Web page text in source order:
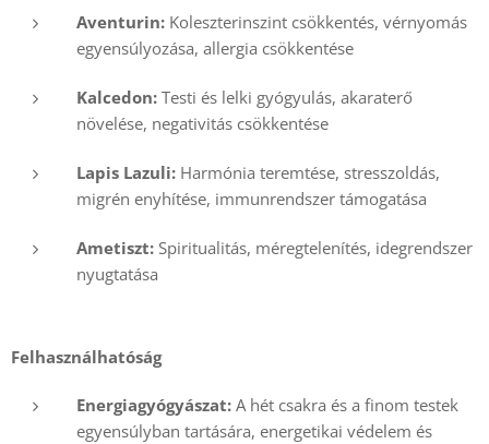
Aventurin: Koleszterinszint csökkentés, vérnyomás
egyensúlyozása, allergia csökkentése
Kalcedon: Testi és lelki gyógyulás, akaraterő
növelése, negativitás csökkentése
Lapis Lazuli: Harmónia teremtése, stresszoldás,
migrén enyhítése, immunrendszer támogatása
Ametiszt: Spiritualitás, méregtelenítés, idegrendszer
nyugtatása
Felhasználhatóság
Energiagyógyászat: A hét csakra és a finom testek
egyensúlyban tartására, energetikai védelem és